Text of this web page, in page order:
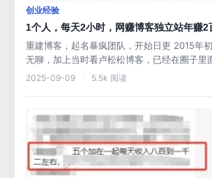
创业经验
1个人，每天2小时，网赚博客独立站年赚2
重建博客，起名暴疯团队，开始日更 2015年
无聊，加上当时看卢松松博客，已经在圈子里
2025-09-09 · 5.5k 阅读